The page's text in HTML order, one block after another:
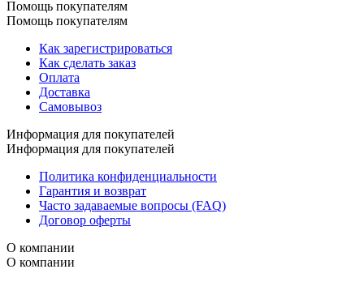
Помощь покупателям
Помощь покупателям
Как зарегистрироваться
Как сделать заказ
Оплата
Доставка
Самовывоз
Информация для покупателей
Информация для покупателей
Политика конфиденциальности
Гарантия и возврат
Часто задаваемые вопросы (FAQ)
Договор оферты
О компании
О компании